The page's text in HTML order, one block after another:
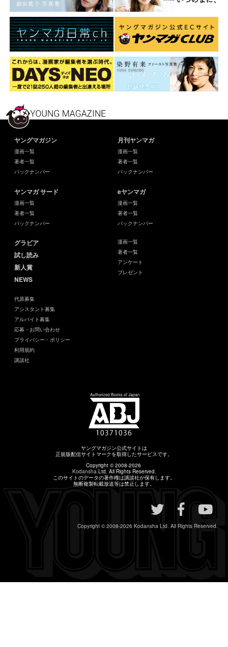
ヤングマガジン
漫画一覧
著者一覧
バックナンバー
月刊ヤンマガ
漫画一覧
著者一覧
バックナンバー
ヤンマガ サード
漫画一覧
著者一覧
バックナンバー
eヤンマガ
漫画一覧
著者一覧
バックナンバー
グラビア
試し読み
新人賞
NEWS
漫画一覧
著者一覧
アンケート
プレゼント
代原募集
アシスタント募集
アルバイト募集
応募・お問い合わせ
プライバシー・ポリシー
利用規約
講談社
ヤングマガジン公式サイトは
正規版配信サイトマークを取得したサービスです。
Copyright © 2008-2026
KodanshaLtd. All Rights Reserved.
このサイトのデータの著作権は講談社が保有します。
無断複製転載放送等は禁止します。
Copyright © 2008-2026 Kodansha Ltd. All Rights Reserved.